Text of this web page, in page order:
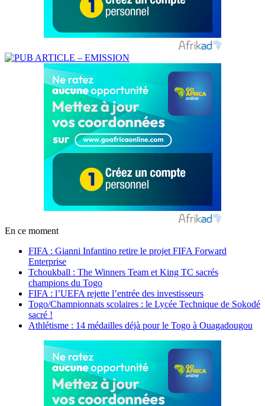
En ce moment
FIFA : Gianni Infantino retire le projet FIFA Forward
Enterprise
Tchoukball : The Winners Team et King TC sacrés
champions du Togo
FIFA : l’UEFA rejette l’entrée des investisseurs
Togo/Championnats scolaires : le Lycée Technique de Sokodé
sacré !
Athlétisme : 14 médailles déjà pour le Togo à Ouagadougou